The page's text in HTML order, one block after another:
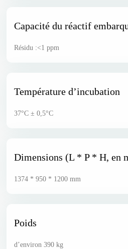
Capacité du réactif
Résidu :<1 ppm
Température d’incubation
37°C ± 0,5°C
Dimensions (L * P * H, en
1374 * 950 * 1200 mm
Poids
d’environ 390 kg